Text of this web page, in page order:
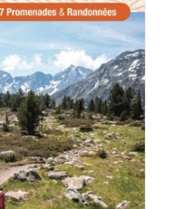
/ DÉTAILS